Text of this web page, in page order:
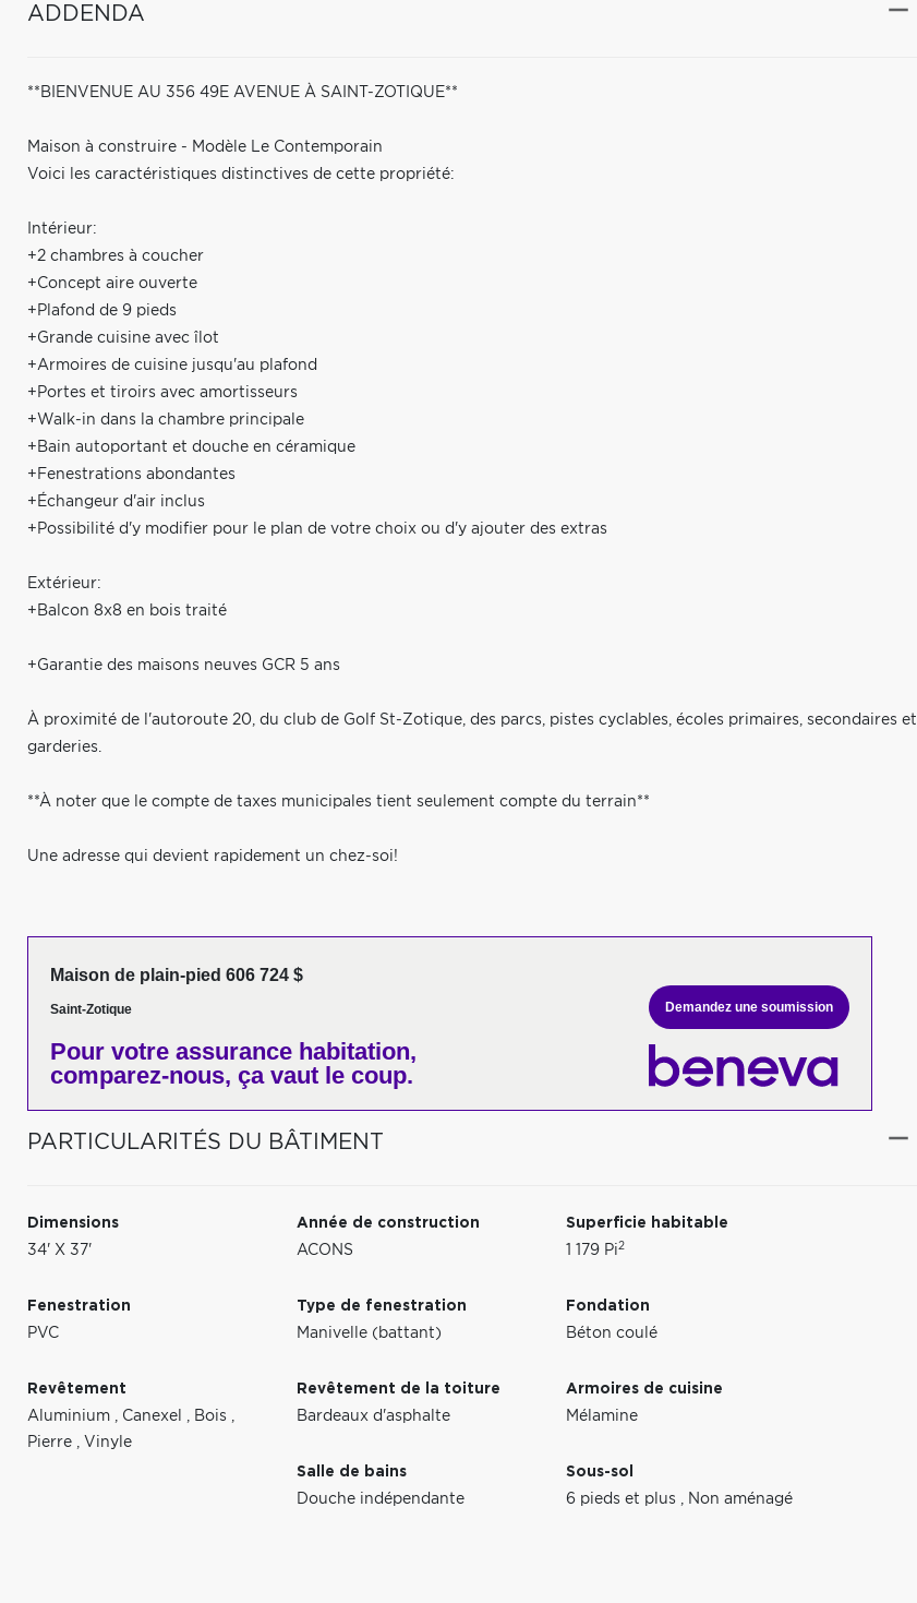
ADDENDA
**BIENVENUE AU 356 49E AVENUE À SAINT-ZOTIQUE**
Maison à construire - Modèle Le Contemporain
Voici les caractéristiques distinctives de cette propriété:
Intérieur:
+2 chambres à coucher
+Concept aire ouverte
+Plafond de 9 pieds
+Grande cuisine avec îlot
+Armoires de cuisine jusqu'au plafond
+Portes et tiroirs avec amortisseurs
+Walk-in dans la chambre principale
+Bain autoportant et douche en céramique
+Fenestrations abondantes
+Échangeur d'air inclus
+Possibilité d'y modifier pour le plan de votre choix ou d'y ajouter des extras
Extérieur:
+Balcon 8x8 en bois traité
+Garantie des maisons neuves GCR 5 ans
À proximité de l'autoroute 20, du club de Golf St-Zotique, des parcs, pistes cyclables, écoles primaires, secondaires et
garderies.
**À noter que le compte de taxes municipales tient seulement compte du terrain**
Une adresse qui devient rapidement un chez-soi!
Maison de plain-pied 606 724 $
Saint-Zotique
Pour votre assurance habitation,
comparez-nous, ça vaut le coup.
Demandez une soumission
PARTICULARITÉS DU BÂTIMENT
Dimensions
34' X 37'
Année de construction
ACONS
Superficie habitable
1 179 Pi2
Fenestration
PVC
Type de fenestration
Manivelle (battant)
Fondation
Béton coulé
Revêtement
Aluminium , Canexel , Bois ,
Pierre , Vinyle
Revêtement de la toiture
Bardeaux d'asphalte
Armoires de cuisine
Mélamine
Salle de bains
Douche indépendante
Sous-sol
6 pieds et plus , Non aménagé